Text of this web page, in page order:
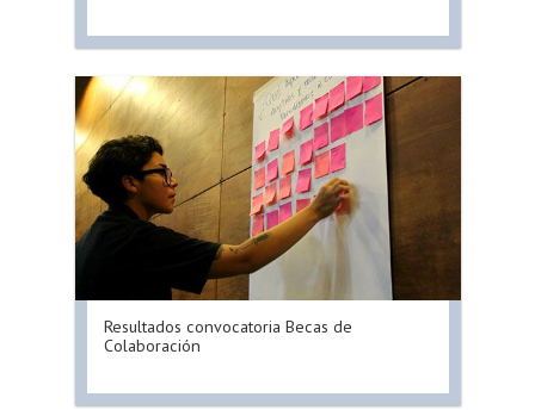
Resultados convocatoria Becas de
Colaboración